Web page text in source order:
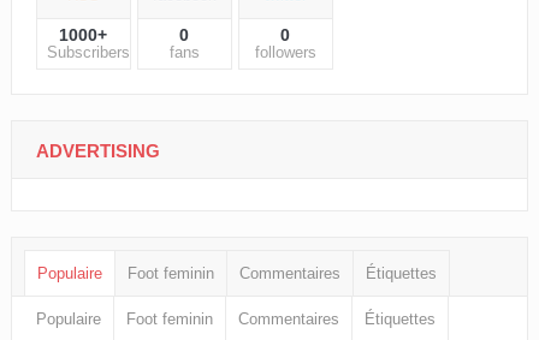
1000+
Subscribers
0
fans
0
followers
ADVERTISING
Populaire Foot feminin Commentaires Étiquettes
Populaire Foot feminin Commentaires Étiquettes